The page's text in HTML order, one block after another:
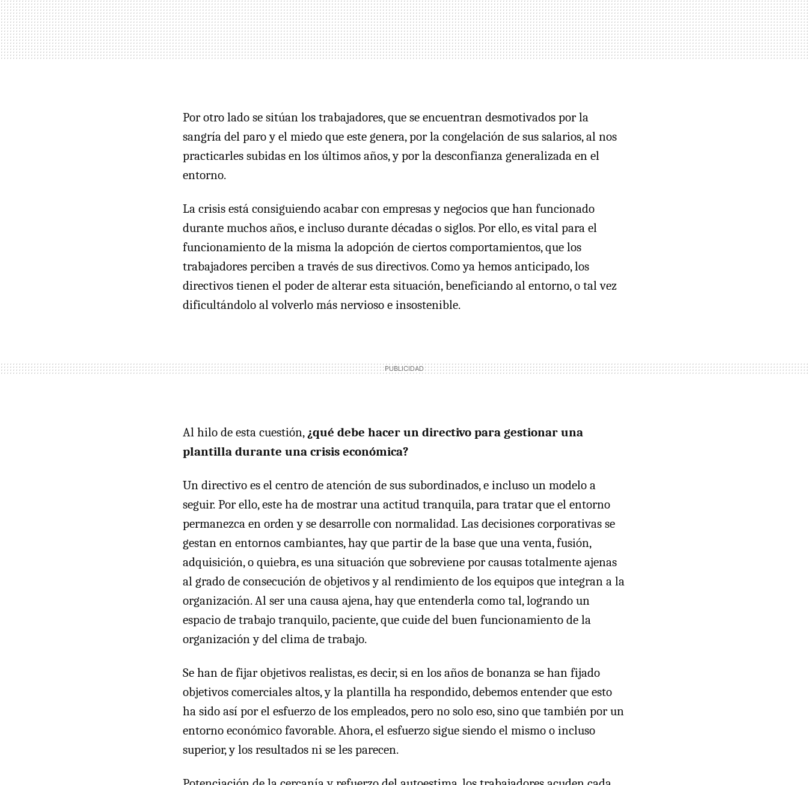
Por otro lado se sitúan los trabajadores, que se encuentran desmotivados por la
sangría del paro y el miedo que este genera, por la congelación de sus salarios, al nos
practicarles subidas en los últimos años, y por la desconfianza generalizada en el
entorno.
La crisis está consiguiendo acabar con empresas y negocios que han funcionado
durante muchos años, e incluso durante décadas o siglos. Por ello, es vital para el
funcionamiento de la misma la adopción de ciertos comportamientos, que los
trabajadores perciben a través de sus directivos. Como ya hemos anticipado, los
directivos tienen el poder de alterar esta situación, beneficiando al entorno, o tal vez
dificultándolo al volverlo más nervioso e insostenible.
Al hilo de esta cuestión, ¿qué debe hacer un directivo para gestionar una
plantilla durante una crisis económica?
Un directivo es el centro de atención de sus subordinados, e incluso un modelo a
seguir. Por ello, este ha de mostrar una actitud tranquila, para tratar que el entorno
permanezca en orden y se desarrolle con normalidad. Las decisiones corporativas se
gestan en entornos cambiantes, hay que partir de la base que una venta, fusión,
adquisición, o quiebra, es una situación que sobreviene por causas totalmente ajenas
al grado de consecución de objetivos y al rendimiento de los equipos que integran a la
organización. Al ser una causa ajena, hay que entenderla como tal, logrando un
espacio de trabajo tranquilo, paciente, que cuide del buen funcionamiento de la
organización y del clima de trabajo.
Se han de fijar objetivos realistas, es decir, si en los años de bonanza se han fijado
objetivos comerciales altos, y la plantilla ha respondido, debemos entender que esto
ha sido así por el esfuerzo de los empleados, pero no solo eso, sino que también por un
entorno económico favorable. Ahora, el esfuerzo sigue siendo el mismo o incluso
superior, y los resultados ni se les parecen.